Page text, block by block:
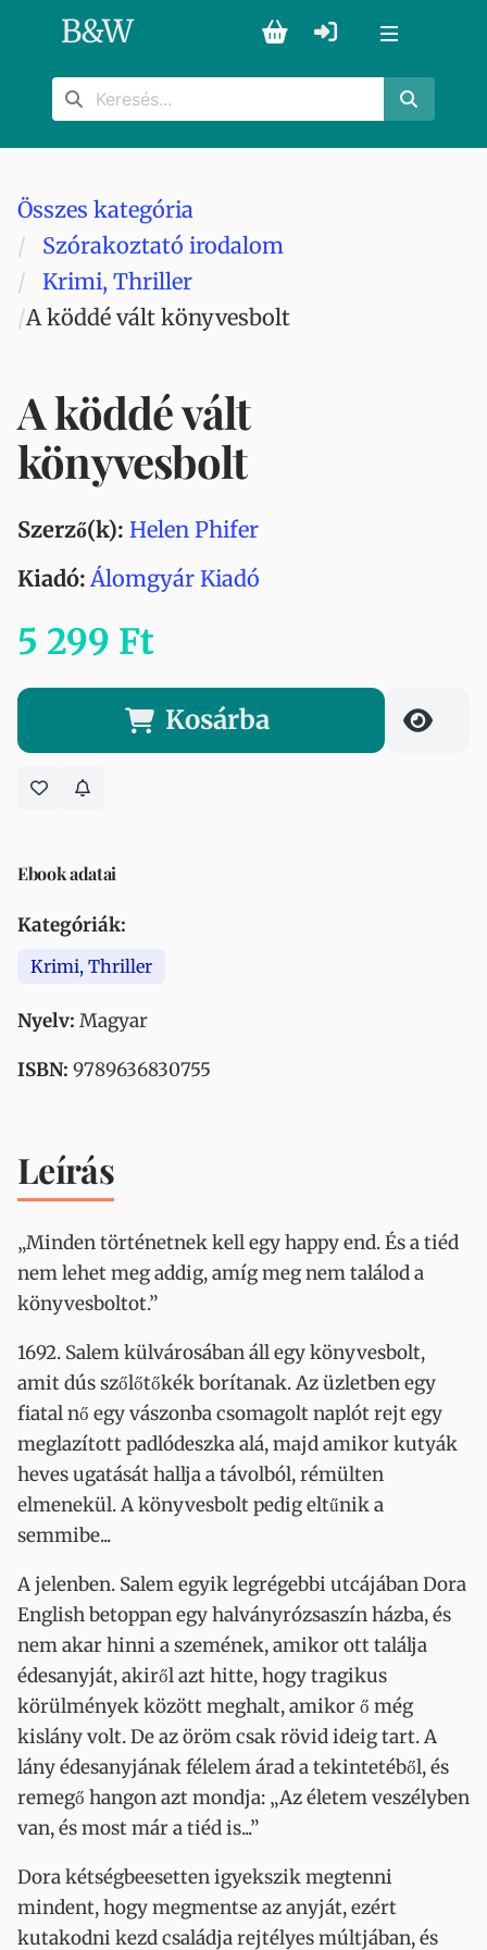
B&W
Összes kategória
Szórakoztató irodalom
Krimi, Thriller
A köddé vált könyvesbolt
A köddé vált
könyvesbolt
Szerző(k): Helen Phifer
Kiadó: Álomgyár Kiadó
5 299 Ft
Kosárba
Ebook adatai
Kategóriák:
Krimi, Thriller
Nyelv: Magyar
ISBN: 9789636830755
Leírás
„Minden történetnek kell egy happy end. És a tiéd
nem lehet meg addig, amíg meg nem találod a
könyvesboltot.”
1692. Salem külvárosában áll egy könyvesbolt,
amit dús szőlőtőkék borítanak. Az üzletben egy
fiatal nő egy vászonba csomagolt naplót rejt egy
meglazított padlódeszka alá, majd amikor kutyák
heves ugatását hallja a távolból, rémülten
elmenekül. A könyvesbolt pedig eltűnik a
semmibe...
A jelenben. Salem egyik legrégebbi utcájában Dora
English betoppan egy halványrózsaszín házba, és
nem akar hinni a szemének, amikor ott találja
édesanyját, akiről azt hitte, hogy tragikus
körülmények között meghalt, amikor ő még
kislány volt. De az öröm csak rövid ideig tart. A
lány édesanyjának félelem árad a tekintetéből, és
remegő hangon azt mondja: „Az életem veszélyben
van, és most már a tiéd is...”
Dora kétségbeesetten igyekszik megtenni
mindent, hogy megmentse az anyját, ezért
kutakodni kezd családja rejtélyes múltjában, és